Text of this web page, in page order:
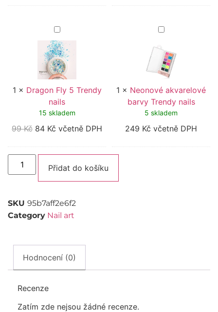
Dragon
Fly
5
Trendy
nails
1 × Dragon Fly 5 Trendy
nails
15 skladem
99Kč 84 Kč včetně DPH
Neonové
akvarelové
Trendy
nails
1 × Neonové akvarelové
barvy Trendy nails
5 skladem
249 Kč včetně DPH
Přidat do košíku
SKU 95b7aff2e6f2
Category Nail art
Hodnocení (0)
Recenze
Zatím zde nejsou žádné recenze.